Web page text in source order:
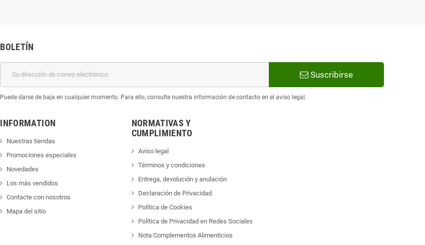
BOLETÍN
Suscribirse
Puede darse de baja en cualquier momento. Para ello, consulte nuestra información de contacto en el aviso legal.
INFORMATION
Nuestras tiendas
Promociones especiales
Novedades
Los más vendidos
Contacte con nosotros
Mapa del sitio
NORMATIVAS Y
CUMPLIMIENTO
Aviso legal
Términos y condiciones
Entrega, devolución y anulación
Declaración de Privacidad
Política de Cookies
Política de Privacidad en Redes Sociales
Nota Complementos Alimenticios